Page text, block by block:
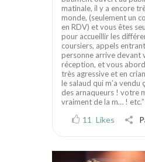
matinale, il y a encore
monde, (seulement un
en RDV) et vous êtes
pour accueillir les
coursiers, appels
personne arrive devant
réception, et vous
très agressive et en
le salaud qui m’a vendu
des arnaqueurs ! votre
vraiment de la m… ! etc.”
11 Likes